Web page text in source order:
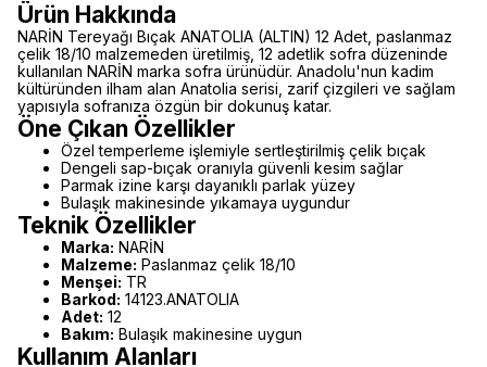
Ürün Hakkında
NARİN Tereyağı Bıçak ANATOLIA (ALTIN) 12 Adet, paslanmaz
çelik 18/10 malzemeden üretilmiş, 12 adetlik sofra düzeninde
kullanılan NARİN marka sofra ürünüdür. Anadolu'nun kadim
kültüründen ilham alan Anatolia serisi, zarif çizgileri ve sağlam
yapısıyla sofranıza özgün bir dokunuş katar.
Öne Çıkan Özellikler
Özel temperleme işlemiyle sertleştirilmiş çelik bıçak
Dengeli sap-bıçak oranıyla güvenli kesim sağlar
Parmak izine karşı dayanıklı parlak yüzey
Bulaşık makinesinde yıkamaya uygundur
Teknik Özellikler
Marka: NARİN
Malzeme: Paslanmaz çelik 18/10
Menşei: TR
Barkod: 14123.ANATOLIA
Adet: 12
Bakım: Bulaşık makinesine uygun
Kullanım Alanları